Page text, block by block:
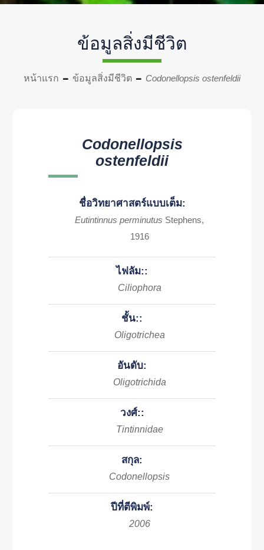
ข้อมูลสิ่งมีชีวิต
หน้าแรก ข้อมูลสิ่งมีชีวิต Codonellopsis ostenfeldii
Codonellopsis
ostenfeldii
ชื่อวิทยาศาสตร์แบบเต็ม:
Eutintinnus perminutus Stephens,
1916
ไฟลัม::
Ciliophora
ชั้น::
Oligotrichea
อันดับ:
Oligotrichida
วงศ์::
Tintinnidae
สกุล:
Codonellopsis
ปีที่ตีพิมพ์:
2006